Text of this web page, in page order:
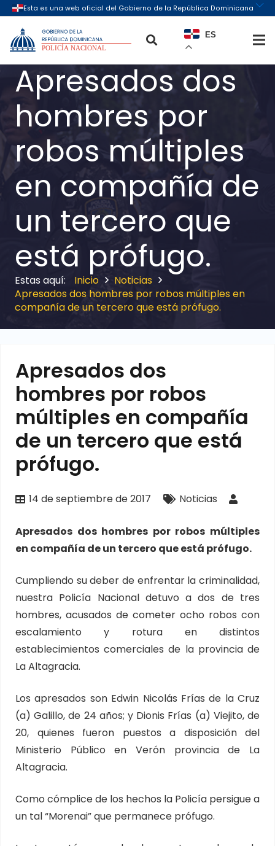
ES
Apresados dos
hombres por
robos múltiples
en compañía de
un tercero que
está prófugo.
Inicio
Noticias
Apresados dos hombres por robos múltiples en
compañía de un tercero que está prófugo.
Apresados dos
hombres por robos
múltiples en compañía
de un tercero que está
prófugo.
14 de septiembre de 2017 Noticias
Apresados dos hombres por robos múltiples
en compañía de un tercero que está prófugo.
Cumpliendo su deber de enfrentar la criminalidad,
nuestra Policía Nacional detuvo a dos de tres
hombres, acusados de cometer ocho robos con
escalamiento y rotura en distintos
establecimientos comerciales de la provincia de
La Altagracia.
Los apresados son Edwin Nicolás Frías de la Cruz
(a) Galillo, de 24 años; y Dionis Frías (a) Viejito, de
20, quienes fueron puestos a disposición del
Ministerio Público en Verón provincia de La
Altagracia.
Como cómplice de los hechos la Policía persigue a
un tal “Morenai” que permanece prófugo.